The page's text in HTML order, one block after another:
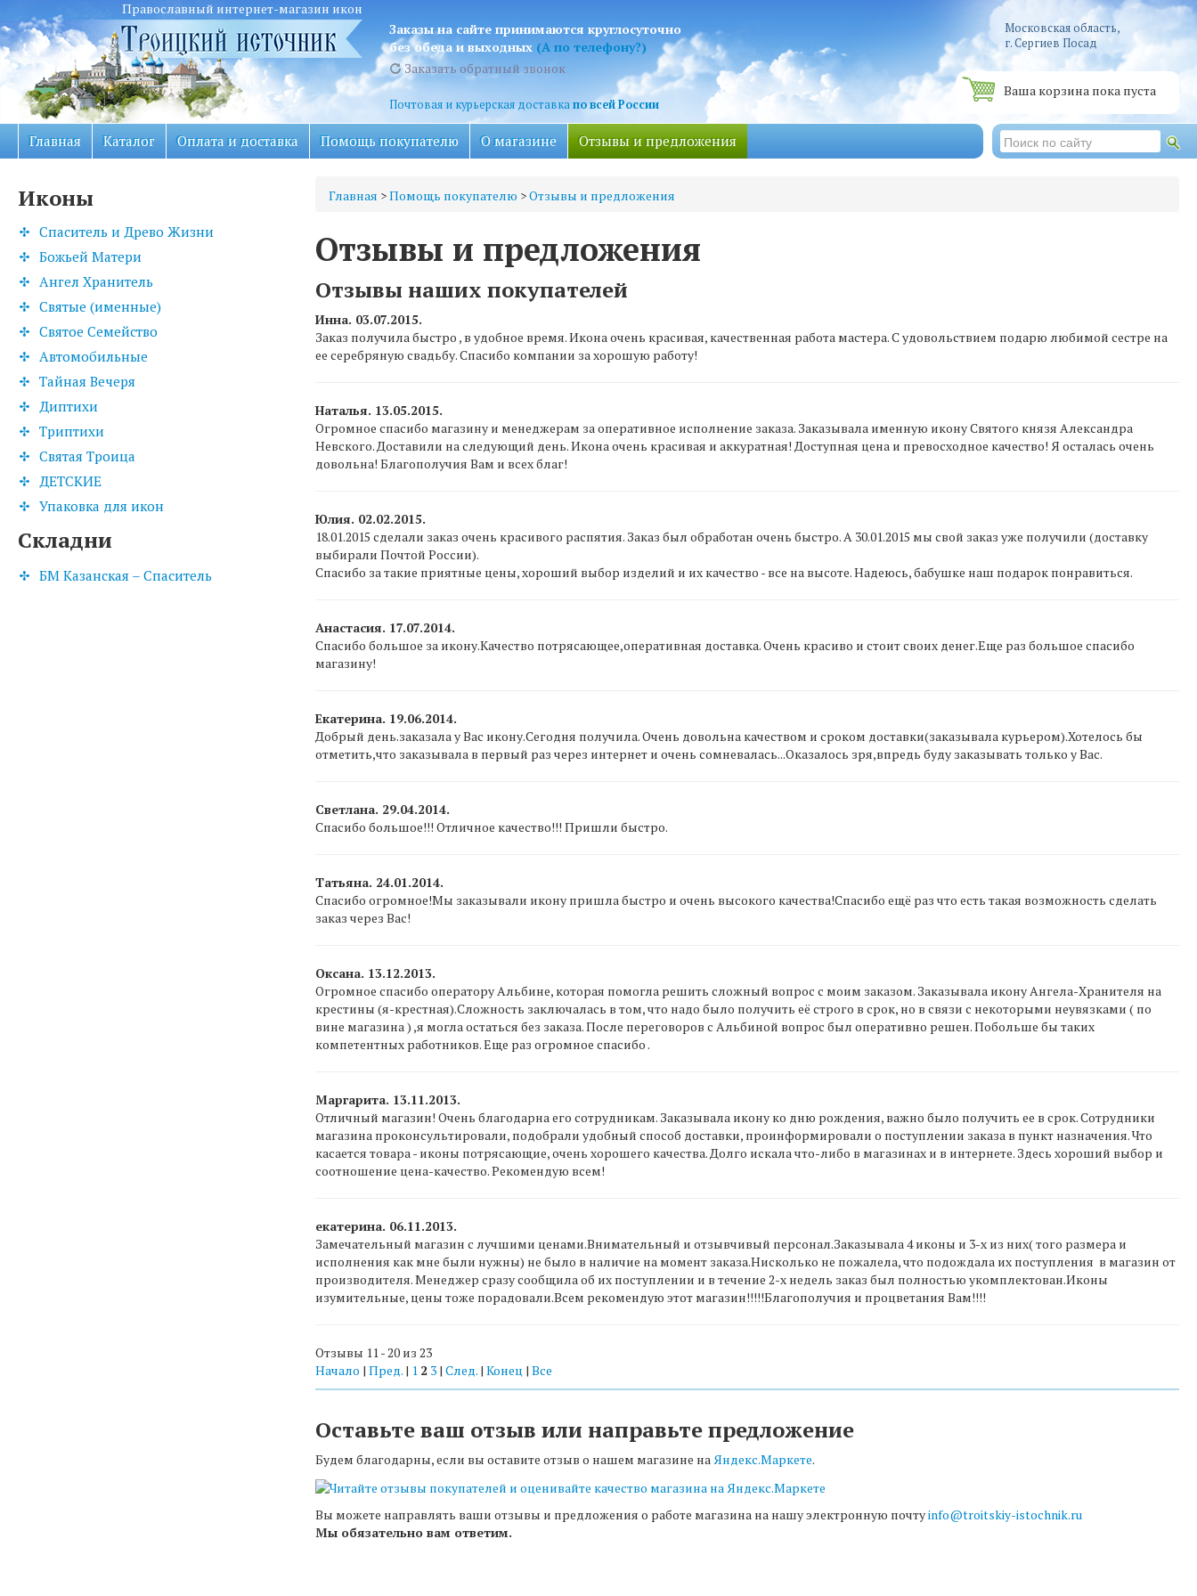
Московская область,
г. Сергиев Посад
Ваша корзина пока пуста
Православный интернет-магазин икон
Заказы на сайте принимаются круглосуточно
без обеда и выходных (А по телефону?)
Заказать обратный звонок
Почтовая и курьерская доставкапо всей России
Главная Каталог Оплата и доставка Помощь покупателю О магазине Отзывы и предложения
Иконы
Спаситель и Древо Жизни
Божьей Матери
Ангел Хранитель
Святые (именные)
Святое Семейство
Автомобильные
Тайная Вечеря
Диптихи
Триптихи
Святая Троица
ДЕТСКИЕ
Упаковка для икон
Складни
БМ Казанская – Спаситель
Главная >Помощь покупателю >Отзывы и предложения
Отзывы и предложения
Отзывы наших покупателей
Инна. 03.07.2015.
Заказ получила быстро , в удобное время. Икона очень красивая, качественная работа мастера. С удовольствием подарю любимой сестре на
ее серебряную свадьбу. Спасибо компании за хорошую работу!
Наталья. 13.05.2015.
Огромное спасибо магазину и менеджерам за оперативное исполнение заказа. Заказывала именную икону Святого князя Александра
Невского. Доставили на следующий день. Икона очень красивая и аккуратная! Доступная цена и превосходное качество! Я осталась очень
довольна! Благополучия Вам и всех благ!
Юлия. 02.02.2015.
18.01.2015 сделали заказ очень красивого распятия. Заказ был обработан очень быстро. А 30.01.2015 мы свой заказ уже получили (доставку
выбирали Почтой России).
Спасибо за такие приятные цены, хороший выбор изделий и их качество - все на высоте. Надеюсь, бабушке наш подарок понравиться.
Анастасия. 17.07.2014.
Спасибо большое за икону.Качество потрясающее,оперативная доставка. Очень красиво и стоит своих денег.Еще раз большое спасибо
магазину!
Екатерина. 19.06.2014.
Добрый день.заказала у Вас икону.Сегодня получила. Очень довольна качеством и сроком доставки(заказывала курьером).Хотелось бы
отметить,что заказывала в первый раз через интернет и очень сомневалась...Оказалось зря,впредь буду заказывать только у Вас.
Светлана. 29.04.2014.
Спасибо большое!!! Отличное качество!!! Пришли быстро.
Татьяна. 24.01.2014.
Спасибо огромное!Мы заказывали икону пришла быстро и очень высокого качества!Спасибо ещё раз что есть такая возможность сделать
заказ через Вас!
Оксана. 13.12.2013.
Огромное спасибо оператору Альбине, которая помогла решить сложный вопрос с моим заказом. Заказывала икону Ангела-Хранителя на
крестины (я-крестная).Сложность заключалась в том, что надо было получить её строго в срок, но в связи с некоторыми неувязками ( по
вине магазина ) ,я могла остаться без заказа. После переговоров с Альбиной вопрос был оперативно решен. Побольше бы таких
компетентных работников. Еще раз огромное спасибо .
Маргарита. 13.11.2013.
Отличный магазин! Очень благодарна его сотрудникам. Заказывала икону ко дню рождения, важно было получить ее в срок. Сотрудники
магазина проконсультировали, подобрали удобный способ доставки, проинформировали о поступлении заказа в пункт назначения. Что
касается товара - иконы потрясающие, очень хорошего качества. Долго искала что-либо в магазинах и в интернете. Здесь хороший выбор и
соотношение цена-качество. Рекомендую всем!
екатерина. 06.11.2013.
Замечательный магазин с лучшими ценами.Внимательный и отзывчивый персонал.Заказывала 4 иконы и 3-х из них( того размера и
исполнения как мне были нужны) не было в наличие на момент заказа.Нисколько не пожалела, что подождала их поступления в магазин от
производителя. Менеджер сразу сообщила об их поступлении и в течение 2-х недель заказ был полностью укомплектован.Иконы
изумительные, цены тоже порадовали.Всем рекомендую этот магазин!!!!!Благополучия и процветания Вам!!!!
Отзывы 11 - 20 из 23
Начало |Пред. | 1 2 3 |След. |Конец |Все
Оставьте ваш отзыв или направьте предложение
Будем благодарны, если вы оставите отзыв о нашем магазине наЯндекс.Маркете.
Вы можете направлять ваши отзывы и предложения о работе магазина на нашу электронную почтуinfo@troitskiy-istochnik.ru
Мы обязательно вам ответим.